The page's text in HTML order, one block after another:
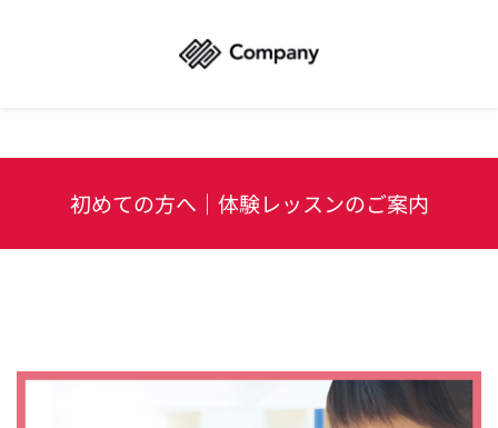
初めての方へ｜体験レッスンのご案内